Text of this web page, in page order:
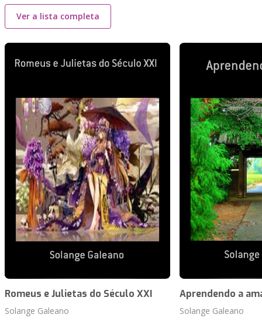
Ver a lista completa
Romeus e Julietas do Século XXI
Solange Galeano
Aprendendo a
Solange Galeano